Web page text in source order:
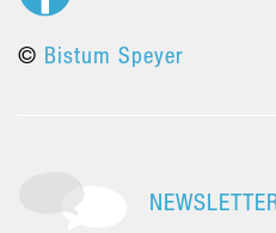
© Bistum Speyer